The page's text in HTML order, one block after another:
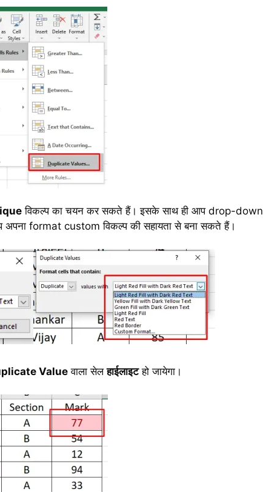
विकल्प का चयन कर सकते हैं। इसके साथ ही आप drop-down
format custom विकल्प की सहायता से बना सकते हैं।
Value वाला सेलहाईलाइटहो जायेगा।